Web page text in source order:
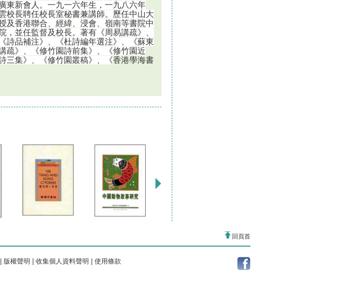
東新會人。一九一六年生，一九八六年
校長聘任校長室秘書兼講師。歷任中山大
及香港聯合、經緯、浸會、嶺南等書院中
並任監督及校長。著有《周易講疏》、
詩品補注》、《杜詩編年選注》、《蘇東
疏》、《修竹園詩前集》、《修竹園近
三集》、《修竹園叢稿》、《香港學海書
回頁首
版權聲明 收集個人資料聲明
使用條款